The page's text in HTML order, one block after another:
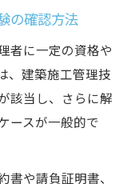
取得の重要性
の確認方法
者に一定の資格や
、建築施工管理技
該当し、さらに解
ースが一般的で
や請負証明書、